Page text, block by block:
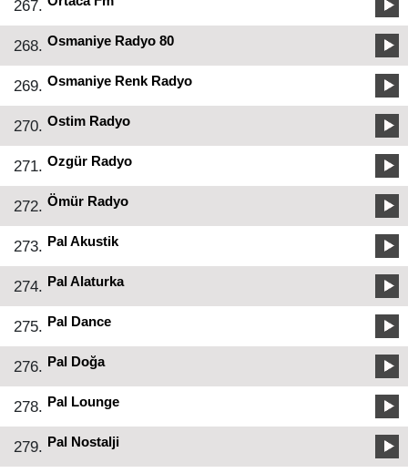
267.
268. Osmaniye Radyo 80
269. Osmaniye Renk Radyo
270. Ostim Radyo
271. Ozgür Radyo
272. Ömür Radyo
273. Pal Akustik
274. Pal Alaturka
275. Pal Dance
276. Pal Doğa
278. Pal Lounge
279. Pal Nostalji